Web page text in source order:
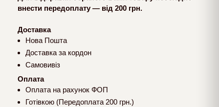
внести передоплату — від 200 грн.
Доставка
Нова Пошта
Доставка за кордон
Самовивіз
Оплата
Оплата на рахунок ФОП
Готівкою (Передоплата 200 грн.)